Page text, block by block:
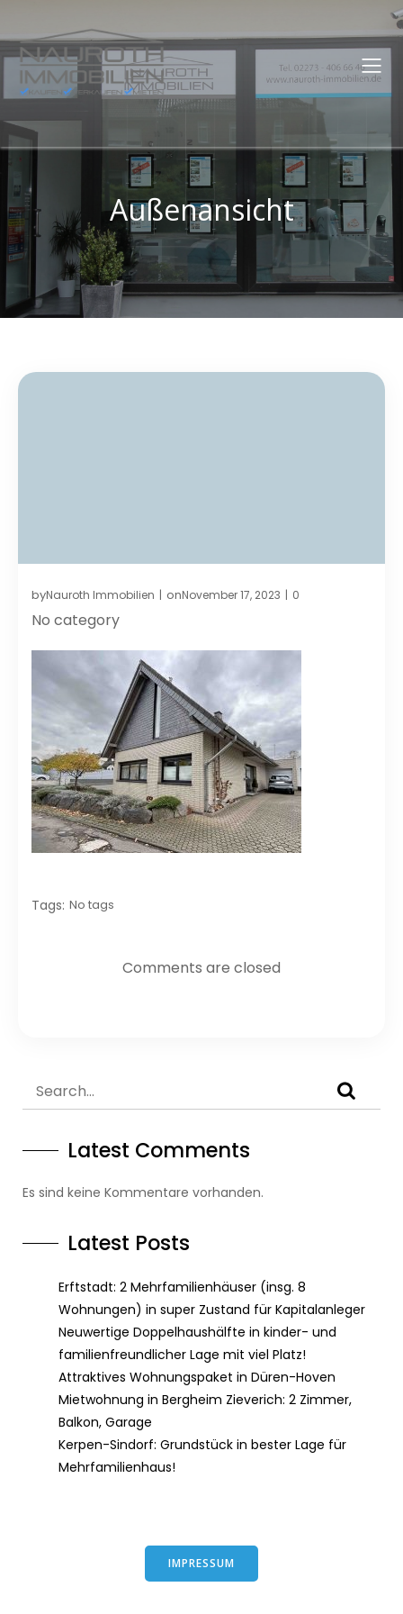
Außenansicht
byNauroth Immobilien | onNovember 17, 2023 | 0
No category
Tags: No tags
Comments are closed
Latest Comments
Es sind keine Kommentare vorhanden.
Latest Posts
Erftstadt: 2 Mehrfamilienhäuser (insg. 8
Wohnungen) in super Zustand für Kapitalanleger
Neuwertige Doppelhaushälfte in kinder- und
familienfreundlicher Lage mit viel Platz!
Attraktives Wohnungspaket in Düren-Hoven
Mietwohnung in Bergheim Zieverich: 2 Zimmer,
Balkon, Garage
Kerpen-Sindorf: Grundstück in bester Lage für
Mehrfamilienhaus!
IMPRESSUM